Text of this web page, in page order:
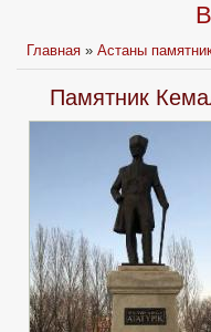
Главная »Астаны
Памятник